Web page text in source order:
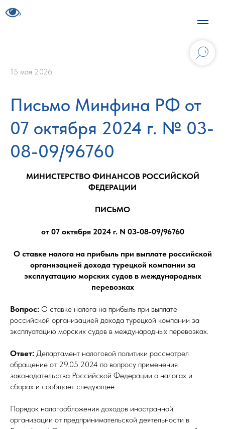
15 мая 2026
Письмо Минфина РФ от
07 октября 2024 г. № 03-
08-09/96760
МИНИСТЕРСТВО ФИНАНСОВ РОССИЙСКОЙ
ФЕДЕРАЦИИ
ПИСЬМО
от 07 октября 2024 г. N 03-08-09/96760
О ставке налога на прибыль при выплате российской
организацией дохода турецкой компании за
эксплуатацию морских судов в международных
перевозках
Вопрос: О ставке налога на прибыль при выплате
российской организацией дохода турецкой компании за
эксплуатацию морских судов в международных перевозках.
Ответ: Департамент налоговой политики рассмотрел
обращение от 29.05.2024 по вопросу применения
законодательства Российской Федерации о налогах и
сборах и сообщает следующее.
Порядок налогообложения доходов иностранной
организации от предпринимательской деятельности в